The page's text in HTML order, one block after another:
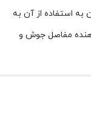
به استفاده از آن به
مفاصل جوش و